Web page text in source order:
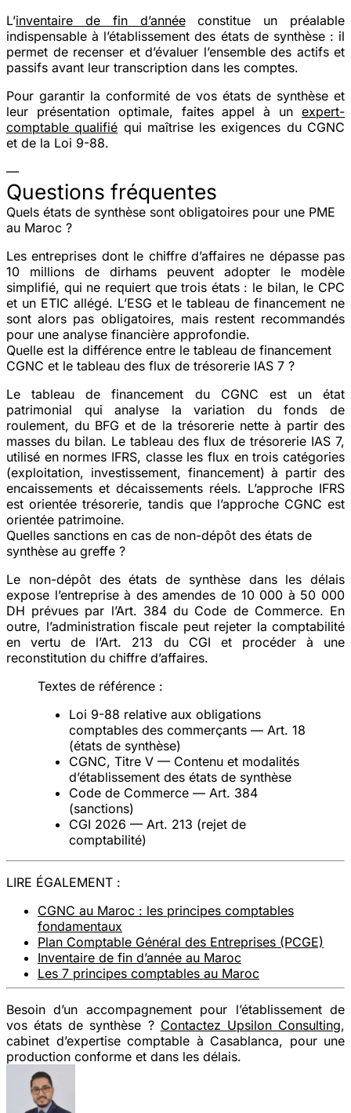
L’inventaire de fin d’annéeconstitue un préalable
indispensable à l’établissement des états de synthèse : il
permet de recenser et d’évaluer l’ensemble des actifs et
passifs avant leur transcription dans les comptes.
Pour garantir la conformité de vos états de synthèse et
leur présentation optimale, faites appel à un expert-
comptable qualifié qui maîtrise les exigences du CGNC
et de la Loi 9-88.
—
Questions fréquentes
Quels états de synthèse sont obligatoires pour une PME
au Maroc ?
Les entreprises dont le chiffre d’affaires ne dépasse pas
10 millions de dirhams peuvent adopter le modèle
simplifié, qui ne requiert que trois états : le bilan, le CPC
et un ETIC allégé. L’ESG et le tableau de financement ne
sont alors pas obligatoires, mais restent recommandés
pour une analyse financière approfondie.
Quelle est la différence entre le tableau de financement
CGNC et le tableau des flux de trésorerie IAS 7 ?
Le tableau de financement du CGNC est un état
patrimonial qui analyse la variation du fonds de
roulement, du BFG et de la trésorerie nette à partir des
masses du bilan. Le tableau des flux de trésorerie IAS 7,
utilisé en normes IFRS, classe les flux en trois catégories
(exploitation, investissement, financement) à partir des
encaissements et décaissements réels. L’approche IFRS
est orientéetrésorerie, tandis que l’approche CGNC est
orientée patrimoine.
Quelles sanctions en cas de non-dépôt des états de
synthèse au greffe ?
Le non-dépôt des états de synthèse dans les délais
expose l’entreprise à des amendes de 10 000 à 50 000
DH prévues par l’Art. 384 du Code de Commerce. En
outre, l’administration fiscale peut rejeter la comptabilité
en vertu de l’Art. 213 du CGI et procéder à une
reconstitution du chiffre d’affaires.
Textes de référence :
Loi 9-88 relative aux obligations
comptables des commerçants — Art. 18
(états de synthèse)
CGNC, Titre V — Contenu et modalités
d’établissement des états de synthèse
Code de Commerce — Art. 384
(sanctions)
CGI 2026 — Art. 213 (rejet de
comptabilité)
LIRE ÉGALEMENT :
CGNC au Maroc : les principes comptables
fondamentaux
Plan Comptable Général des Entreprises (PCGE)
Inventaire de fin d’année au Maroc
Les 7 principes comptables au Maroc
Besoin d’un accompagnement pour l’établissement de
vos états de synthèse ? Contactez Upsilon Consulting,
cabinet d’expertise comptable à Casablanca, pour une
production conforme et dans les délais.